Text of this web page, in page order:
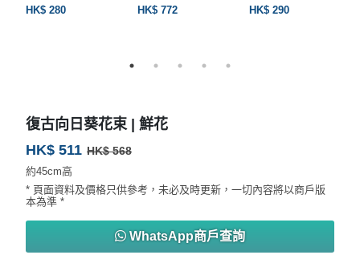
HK$ 280
HK$ 772
HK$ 290
復古向日葵花束 | 鮮花
HK$ 511 HK$ 568
約45cm高
* 頁面資料及價格只供參考，未必及時更新，一切內容將以商戶版
本為準 *
WhatsApp商戶查詢